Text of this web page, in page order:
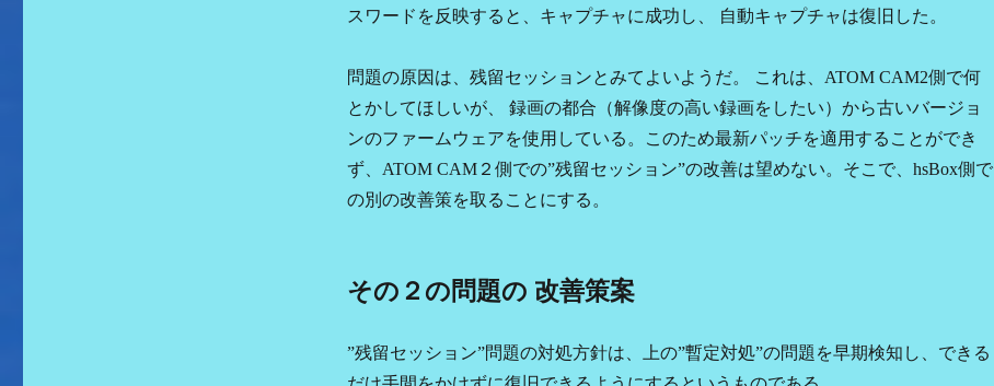
スワードを反映すると、キャプチャに成功し、 自動キャプチャは復旧した。
問題の原因は、残留セッションとみてよいようだ。 これは、ATOM CAM2側で何
とかしてほしいが、 録画の都合（解像度の高い録画をしたい）から古いバージョ
ンのファームウェアを使用している。このため最新パッチを適用することができ
ず、ATOM CAM２側での”残留セッション”の改善は望めない。そこで、hsBox側で
の別の改善策を取ることにする。
その２の問題の 改善策案
”残留セッション”問題の対処方針は、上の”暫定対処”の問題を早期検知し、できる